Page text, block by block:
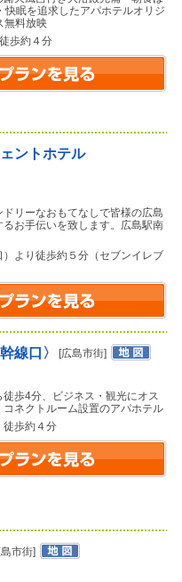
眠を追求したアパホテルオリジ
無料放映
歩約４分
ントホテル
リーなおもてなしで皆様の広島
お手伝いを致します。広島駅南
より徒歩約５分（セブンイレブ
線口〉 [広島市街]
徒歩4分、ビジネス・観光にオス
ネクトルーム設置のアパホテル
徒歩約４分
島市街]